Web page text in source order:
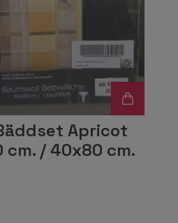
Apricot
cm. / 40x80 cm.